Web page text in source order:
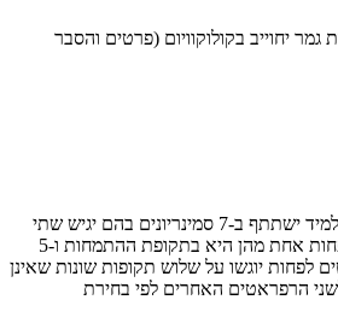
יחוייב בקולוקוויום (פרטים והסבר
התלמיד ישתתף ב-7 סמינריונים בהם יגיש שתי
עבודות כתובות שלפחות אחת מהן היא בתקופת ההתמחות ו-5
3 רפראטים לפחות יוגשו על שלוש תקופות שונות שאינן
הרפראטים האחרים לפי בחירת